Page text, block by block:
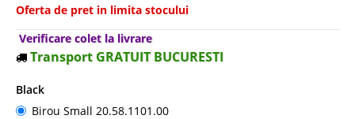
Oferta de pret in limita stocului
Verificare colet la livrare
Transport GRATUIT BUCURESTI
Black
Birou Small 20.58.1101.00